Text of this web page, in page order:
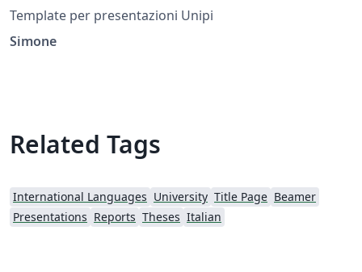
Template per presentazioni Unipi
Simone
Related Tags
International Languages University Title Page Beamer
Presentations Reports Theses Italian